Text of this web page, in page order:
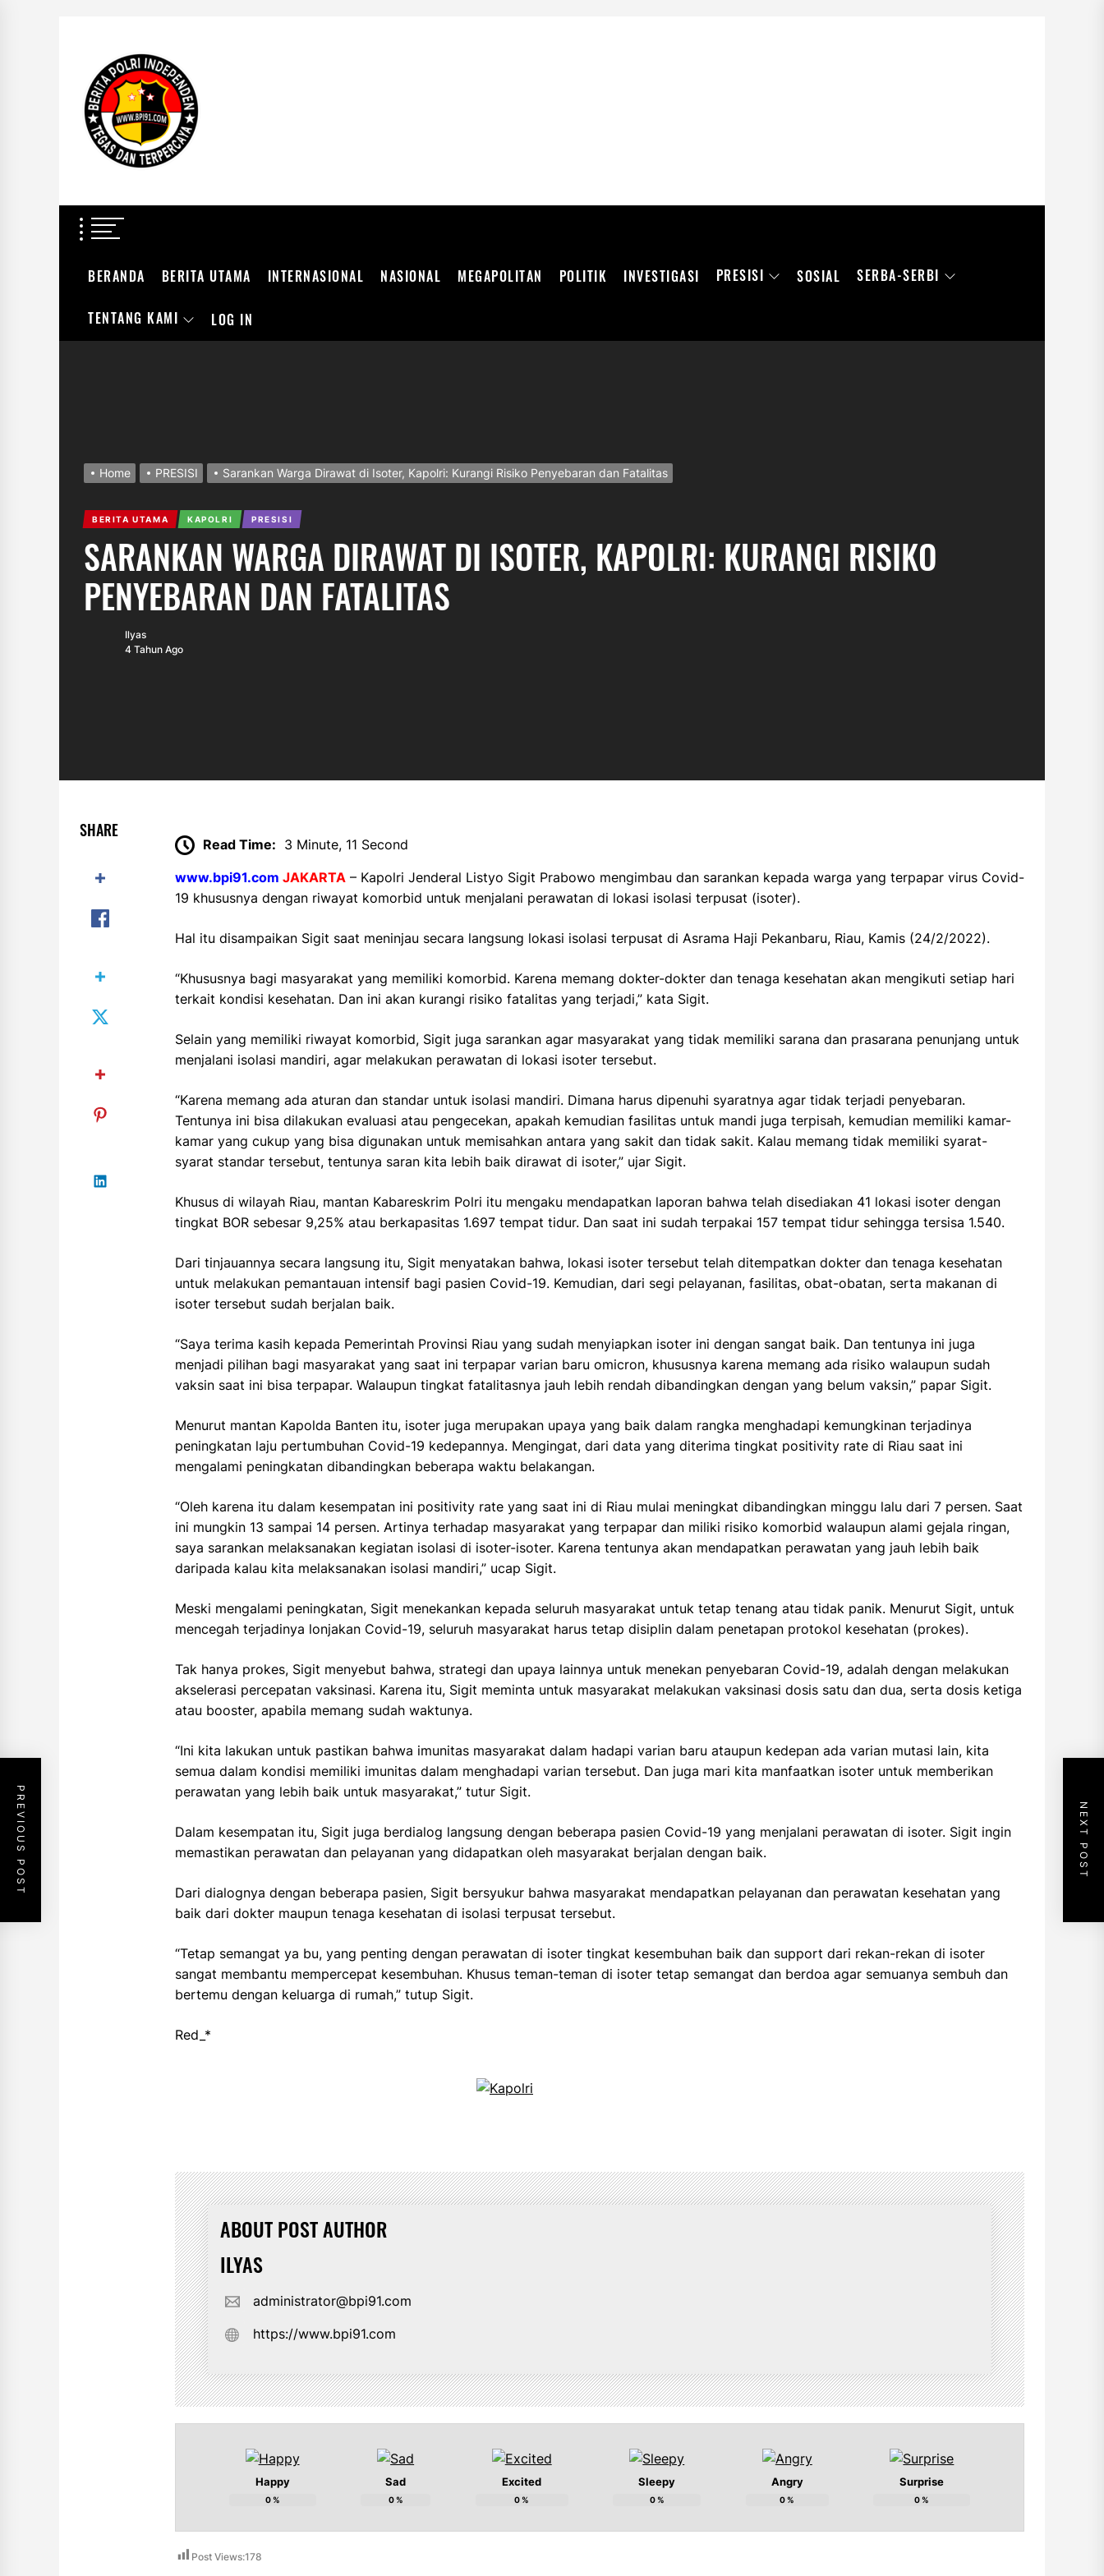
content
BERITA POLRI INDEPENDEN
BERANDA BERITA UTAMA INTERNASIONAL NASIONAL MEGAPOLITAN POLITIK INVESTIGASI PRESISI SOSIAL SERBA-SERBI
TENTANG KAMI LOG IN
Home PRESISI Sarankan Warga Dirawat di Isoter, Kapolri: Kurangi Risiko Penyebaran dan Fatalitas
BERITA UTAMA KAPOLRI PRESISI
SARANKAN WARGA DIRAWAT DI ISOTER, KAPOLRI: KURANGI RISIKO
PENYEBARAN DAN FATALITAS
Ilyas
4 Tahun Ago
SHARE
Read Time: 3 Minute, 11 Second
www.bpi91.com JAKARTA – Kapolri Jenderal Listyo Sigit Prabowo mengimbau dan sarankan kepada warga yang terpapar virus Covid-
19 khususnya dengan riwayat komorbid untuk menjalani perawatan di lokasi isolasi terpusat (isoter).
Hal itu disampaikan Sigit saat meninjau secara langsung lokasi isolasi terpusat di Asrama Haji Pekanbaru, Riau, Kamis (24/2/2022).
“Khususnya bagi masyarakat yang memiliki komorbid. Karena memang dokter-dokter dan tenaga kesehatan akan mengikuti setiap hari
terkait kondisi kesehatan. Dan ini akan kurangi risiko fatalitas yang terjadi,” kata Sigit.
Selain yang memiliki riwayat komorbid, Sigit juga sarankan agar masyarakat yang tidak memiliki sarana dan prasarana penunjang untuk
menjalani isolasi mandiri, agar melakukan perawatan di lokasi isoter tersebut.
“Karena memang ada aturan dan standar untuk isolasi mandiri. Dimana harus dipenuhi syaratnya agar tidak terjadi penyebaran.
Tentunya ini bisa dilakukan evaluasi atau pengecekan, apakah kemudian fasilitas untuk mandi juga terpisah, kemudian memiliki kamar-
kamar yang cukup yang bisa digunakan untuk memisahkan antara yang sakit dan tidak sakit. Kalau memang tidak memiliki syarat-
syarat standar tersebut, tentunya saran kita lebih baik dirawat di isoter,” ujar Sigit.
Khusus di wilayah Riau, mantan Kabareskrim Polri itu mengaku mendapatkan laporan bahwa telah disediakan 41 lokasi isoter dengan
tingkat BOR sebesar 9,25% atau berkapasitas 1.697 tempat tidur. Dan saat ini sudah terpakai 157 tempat tidur sehingga tersisa 1.540.
Dari tinjauannya secara langsung itu, Sigit menyatakan bahwa, lokasi isoter tersebut telah ditempatkan dokter dan tenaga kesehatan
untuk melakukan pemantauan intensif bagi pasien Covid-19. Kemudian, dari segi pelayanan, fasilitas, obat-obatan, serta makanan di
isoter tersebut sudah berjalan baik.
“Saya terima kasih kepada Pemerintah Provinsi Riau yang sudah menyiapkan isoter ini dengan sangat baik. Dan tentunya ini juga
menjadi pilihan bagi masyarakat yang saat ini terpapar varian baru omicron, khususnya karena memang ada risiko walaupun sudah
vaksin saat ini bisa terpapar. Walaupun tingkat fatalitasnya jauh lebih rendah dibandingkan dengan yang belum vaksin,” papar Sigit.
Menurut mantan Kapolda Banten itu, isoter juga merupakan upaya yang baik dalam rangka menghadapi kemungkinan terjadinya
peningkatan laju pertumbuhan Covid-19 kedepannya. Mengingat, dari data yang diterima tingkat positivity rate di Riau saat ini
mengalami peningkatan dibandingkan beberapa waktu belakangan.
“Oleh karena itu dalam kesempatan ini positivity rate yang saat ini di Riau mulai meningkat dibandingkan minggu lalu dari 7 persen. Saat
ini mungkin 13 sampai 14 persen. Artinya terhadap masyarakat yang terpapar dan miliki risiko komorbid walaupun alami gejala ringan,
saya sarankan melaksanakan kegiatan isolasi di isoter-isoter. Karena tentunya akan mendapatkan perawatan yang jauh lebih baik
daripada kalau kita melaksanakan isolasi mandiri,” ucap Sigit.
Meski mengalami peningkatan, Sigit menekankan kepada seluruh masyarakat untuk tetap tenang atau tidak panik. Menurut Sigit, untuk
mencegah terjadinya lonjakan Covid-19, seluruh masyarakat harus tetap disiplin dalam penetapan protokol kesehatan (prokes).
Tak hanya prokes, Sigit menyebut bahwa, strategi dan upaya lainnya untuk menekan penyebaran Covid-19, adalah dengan melakukan
akselerasi percepatan vaksinasi. Karena itu, Sigit meminta untuk masyarakat melakukan vaksinasi dosis satu dan dua, serta dosis ketiga
atau booster, apabila memang sudah waktunya.
“Ini kita lakukan untuk pastikan bahwa imunitas masyarakat dalam hadapi varian baru ataupun kedepan ada varian mutasi lain, kita
semua dalam kondisi memiliki imunitas dalam menghadapi varian tersebut. Dan juga mari kita manfaatkan isoter untuk memberikan
perawatan yang lebih baik untuk masyarakat,” tutur Sigit.
Dalam kesempatan itu, Sigit juga berdialog langsung dengan beberapa pasien Covid-19 yang menjalani perawatan di isoter. Sigit ingin
memastikan perawatan dan pelayanan yang didapatkan oleh masyarakat berjalan dengan baik.
Dari dialognya dengan beberapa pasien, Sigit bersyukur bahwa masyarakat mendapatkan pelayanan dan perawatan kesehatan yang
baik dari dokter maupun tenaga kesehatan di isolasi terpusat tersebut.
“Tetap semangat ya bu, yang penting dengan perawatan di isoter tingkat kesembuhan baik dan support dari rekan-rekan di isoter
sangat membantu mempercepat kesembuhan. Khusus teman-teman di isoter tetap semangat dan berdoa agar semuanya sembuh dan
bertemu dengan keluarga di rumah,” tutup Sigit.
Red_*
ABOUT POST AUTHOR
ILYAS
administrator@bpi91.com
https://www.bpi91.com
Happy
0%
Sad
0%
Excited
0%
Sleepy
0%
Angry
0%
Surprise
0%
Post Views:178
PREVIOUS POST NEXT POST